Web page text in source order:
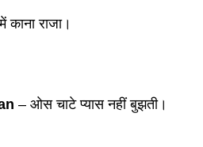
राजा।
– ओस चाटे प्यास नहीं बुझती।